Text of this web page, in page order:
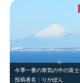
投稿者名：りかぽん